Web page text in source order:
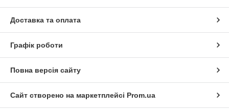
Доставка та оплата
Графік роботи
Повна версія сайту
Сайт створено на маркетплейсі Prom.ua